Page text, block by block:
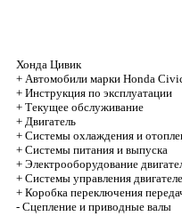
Хонда Цивик
+ Автомобили марки Honda
+ Инструкция по эксплуатации
+ Текущее обслуживание
+ Двигатель
+ Системы охлаждения и
+ Системы питания и выпуска
+ Электрооборудование
+ Системы управления
+ Коробка переключения
- Cцепление и приводные валы